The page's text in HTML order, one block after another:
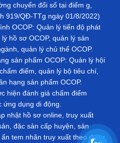
chuyển đổi số tại điểm g,
919/QĐ-TTg ngày 01/8/2022)
OCOP: Quản lý tiến độ phát
hồ sơ OCOP, quản lý sản
quản lý chủ thể OCOP.
sản phẩm OCOP: Quản lý hội
điểm, quản lý bộ tiêu chí,
hạng sản phẩm OCOP.
hiện đánh giá chấm điểm
dụng di động.
nhật hồ sơ online, truy xuất
đặc sản cấp huyện, sản
tem nhãn truy xuất theo đúng